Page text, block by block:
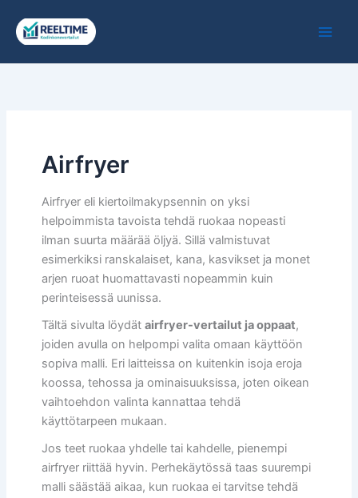
sisältöön
Airfryer
Airfryer eli kiertoilmakypsennin on yksi
helpoimmista tavoista tehdä ruokaa nopeasti
ilman suurta määrää öljyä. Sillä valmistuvat
esimerkiksi ranskalaiset, kana, kasvikset ja monet
arjen ruoat huomattavasti nopeammin kuin
perinteisessä uunissa.
Tältä sivulta löydät airfryer-vertailut ja oppaat,
joiden avulla on helpompi valita omaan käyttöön
sopiva malli. Eri laitteissa on kuitenkin isoja eroja
koossa, tehossa ja ominaisuuksissa, joten oikean
vaihtoehdon valinta kannattaa tehdä
käyttötarpeen mukaan.
Jos teet ruokaa yhdelle tai kahdelle, pienempi
airfryer riittää hyvin. Perhekäytössä taas suurempi
malli säästää aikaa, kun ruokaa ei tarvitse tehdä